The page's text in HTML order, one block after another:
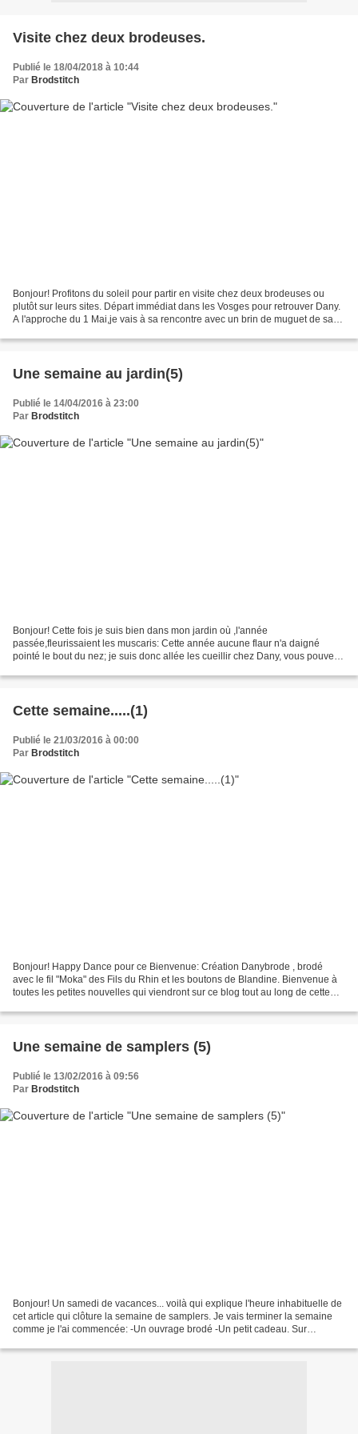
Visite chez deux brodeuses.
Publié le 18/04/2018 à 10:44
Par Brodstitch
Bonjour! Profitons du soleil pour partir en visite chez deux brodeuses ou
plutôt sur leurs sites. Départ immédiat dans les Vosges pour retrouver Dany.
A l'approche du 1 Mai,je vais à sa rencontre avec un brin de muguet de sa
Une semaine au jardin(5)
Publié le 14/04/2016 à 23:00
Par Brodstitch
Bonjour! Cette fois je suis bien dans mon jardin où ,l'année
passée,fleurissaient les muscaris: Cette année aucune flaur n'a daigné
pointé le bout du nez; je suis donc allée les cueillir chez Dany, vous pouvez
Cette semaine.....(1)
Publié le 21/03/2016 à 00:00
Par Brodstitch
Bonjour! Happy Dance pour ce Bienvenue: Création Danybrode , brodé
avec le fil "Moka" des Fils du Rhin et les boutons de Blandine. Bienvenue à
toutes les petites nouvelles qui viendront sur ce blog tout au long de cette
Une semaine de samplers (5)
Publié le 13/02/2016 à 09:56
Par Brodstitch
Bonjour! Un samedi de vacances... voilà qui explique l'heure inhabituelle de
cet article qui clôture la semaine de samplers. Je vais terminer la semaine
comme je l'ai commencée: -Un ouvrage brodé -Un petit cadeau. Sur